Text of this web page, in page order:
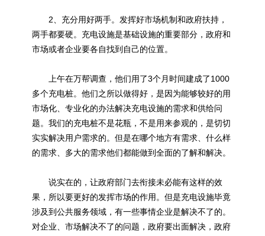
2、充分用好两手。发挥好市场机制和政府扶持，
两手都要硬。充电设施是基础设施的重要部分，政府和
市场或者企业要各自找到自己的位置。
上午在万帮调查，他们用了3个月时间建成了1000
多个充电桩。他们之所以做得好，是因为能够较好的用
市场化、专业化的办法解决充电设施的需求和供给问
题。我们的充电桩不是花瓶，不是用来参观的，是切切
实实解决用户需求的。但是在哪个地方有需求、什么样
的需求、多大的需求他们都能做到全面的了解和解决。
说实在的，让政府部门去衔接未必能有这样的效
果，所以要更好的发挥市场的作用。但是充电设施毕竟
涉及到公共服务领域，有一些事情企业是解决不了的。
对企业、市场解决不了的问题，政府要出面解决，政府